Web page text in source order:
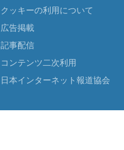
クッキーの利用について
広告掲載
記事配信
コンテンツ二次利用
日本インターネット報道協会